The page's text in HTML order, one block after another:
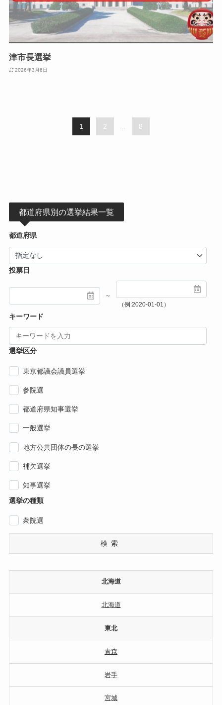
津市長選挙
2026年3月6日
1 2 ... 8
都道府県別の選挙結果一覧
都道府県
投票日
～
（例:2020-01-01）
キーワード
選挙区分
東京都議会議員選挙
参院選
都道府県知事選挙
一般選挙
地方公共団体の長の選挙
補欠選挙
知事選挙
選挙の種類
衆院選
検索
北海道
北海道
東北
青森
岩手
宮城